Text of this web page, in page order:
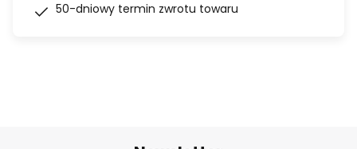
50-dniowy termin zwrotu towaru